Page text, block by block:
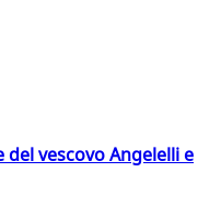
vescovo Angelelli e